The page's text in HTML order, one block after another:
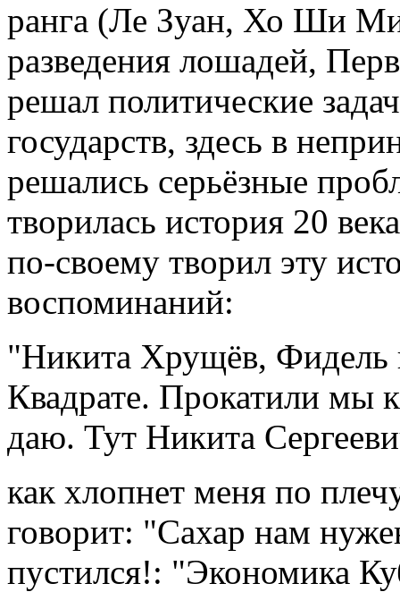
ранга (Ле Зуан, Хо Ши
разведения лошадей,
решал политические
государств, здесь в
решались серьёзные
творилась история 20
по-своему творил эту
воспоминаний:
"Никита Хрущёв, Фидель
Квадрате. Прокатили мы
даю. Тут Никита
как хлопнет меня по
говорит: "Сахар нам
пустился!: "Экономика